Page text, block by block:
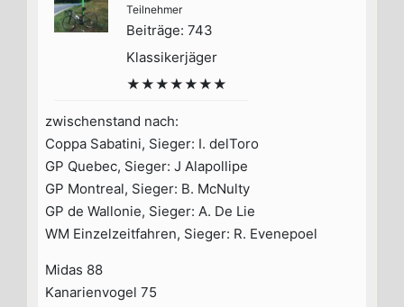
Teilnehmer
Beiträge: 743
Klassikerjäger
★★★★★★★
zwischenstand nach:
Coppa Sabatini, Sieger: I. delToro
GP Quebec, Sieger: J Alapollipe
GP Montreal, Sieger: B. McNulty
GP de Wallonie, Sieger: A. De Lie
WM Einzelzeitfahren, Sieger: R. Evenepoel
Midas 88
Kanarienvogel 75